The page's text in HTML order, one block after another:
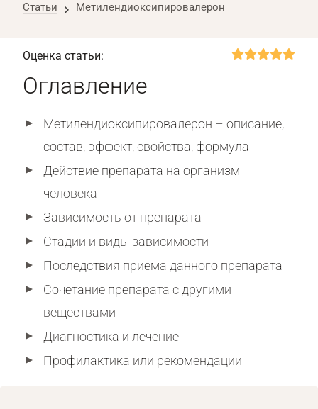
Статьи Метилендиоксипировалерон
Оценка статьи:
Оглавление
Метилендиоксипировалерон – описание,
состав, эффект, свойства, формула
Действие препарата на организм
человека
Зависимость от препарата
Стадии и виды зависимости
Последствия приема данного препарата
Сочетание препарата с другими
веществами
Диагностика и лечение
Профилактика или рекомендации